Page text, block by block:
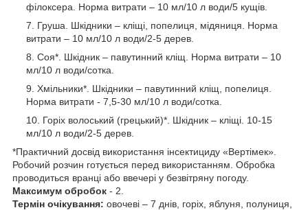
філоксера. Норма витрати – 10 мл/10 л води/5 кущів.
Груша. Шкідники – кліщі, попелиця, мідяниця. Норма
витрати – 10 мл/10 л води/2-5 дерев.
Соя*. Шкідник – павутинний кліщ. Норма витрати – 10
мл/10 л води/сотка.
Хмільники*. Шкідники – павутинний кліщ, попелиця.
Норма витрати - 7,5-30 мл/10 л води/сотка.
Горіх волоський (грецький)*. Шкідник – кліщі. 10-15
мл/10 л води/2-5 дерев.
*Практичний досвід використання інсектициду «Вертімек».
Робочий розчин готується перед використанням. Обробка
проводиться вранці або ввечері у безвітряну погоду.
Максимум обробок - 2.
Термін очікування: овочеві – 7 днів, горіх, яблуня, полуниця,